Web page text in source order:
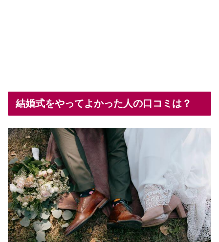
結婚式をやってよかった人の口コミは？